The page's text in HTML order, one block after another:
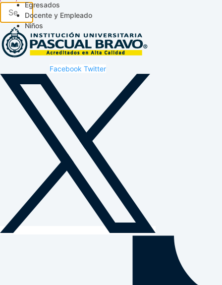
Egresados
Docente y Empleado
Niños
Facebook Twitter